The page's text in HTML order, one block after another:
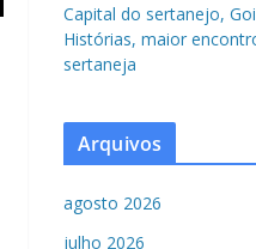
Capital do sertanejo,
Histórias, maior
sertaneja
Arquivos
agosto 2026
julho 2026